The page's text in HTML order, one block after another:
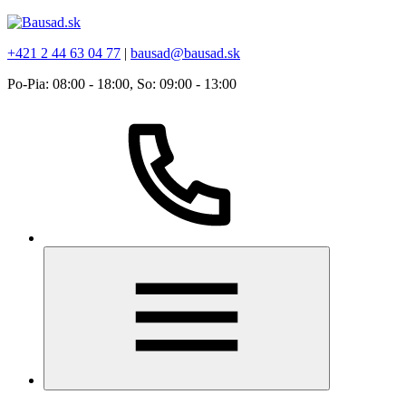
+421 2 44 63 04 77 | bausad@bausad.sk
Po-Pia: 08:00 - 18:00, So: 09:00 - 13:00